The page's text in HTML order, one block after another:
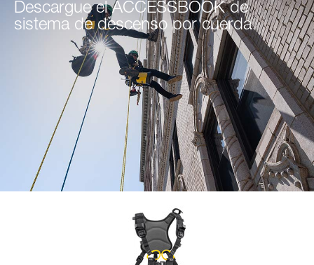
Descargue el ACCESSBOOK de
sistema de descenso por cuerda